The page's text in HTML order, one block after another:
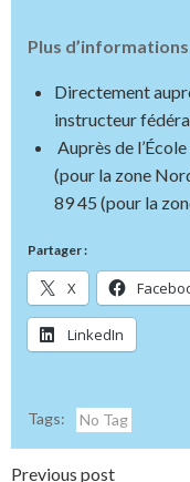
Plus d’informations
Directement
instructeur
Auprès de
(pour la zone
89 45 (pour la
Partager :
X
LinkedIn
Tags: No Tag
Previous post